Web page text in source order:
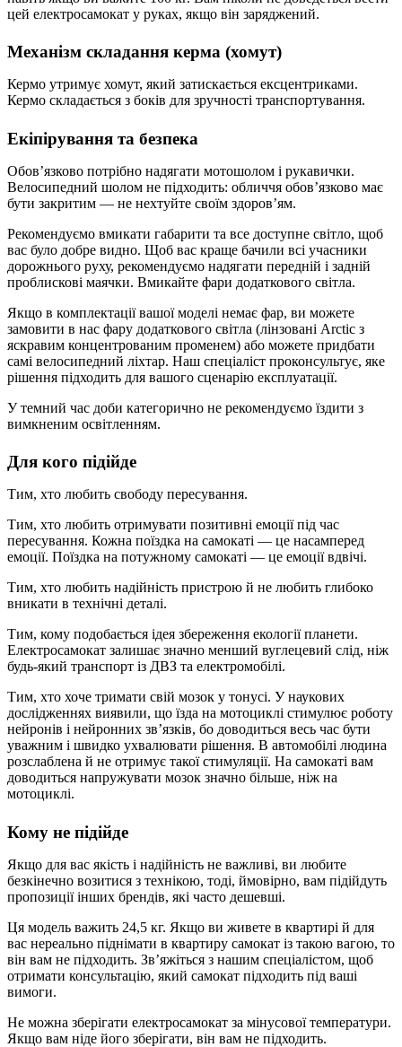
цей електросамокат у руках, якщо він заряджений.
Механізм складання керма (хомут)
Кермо утримує хомут, який затискається ексцентриками.
Кермо складається з боків для зручності транспортування.
Екіпірування та безпека
Обов’язково потрібно надягати мотошолом і рукавички.
Велосипедний шолом не підходить: обличчя обов’язково має
бути закритим — не нехтуйте своїм здоров’ям.
Рекомендуємо вмикати габарити та все доступне світло, щоб
вас було добре видно. Щоб вас краще бачили всі учасники
дорожнього руху, рекомендуємо надягати передній і задній
проблискові маячки. Вмикайте фари додаткового світла.
Якщо в комплектації вашої моделі немає фар, ви можете
замовити в нас фару додаткового світла (лінзовані Arctic з
яскравим концентрованим променем) або можете придбати
самі велосипедний ліхтар. Наш спеціаліст проконсультує, яке
рішення підходить для вашого сценарію експлуатації.
У темний час доби категорично не рекомендуємо їздити з
вимкненим освітленням.
Для кого підійде
Тим, хто любить свободу пересування.
Тим, хто любить отримувати позитивні емоції під час
пересування. Кожна поїздка на самокаті — це насамперед
емоції. Поїздка на потужному самокаті — це емоції вдвічі.
Тим, хто любить надійність пристрою й не любить глибоко
вникати в технічні деталі.
Тим, кому подобається ідея збереження екології планети.
Електросамокат залишає значно менший вуглецевий слід, ніж
будь-який транспорт із ДВЗ та електромобілі.
Тим, хто хоче тримати свій мозок у тонусі. У наукових
дослідженнях виявили, що їзда на мотоциклі стимулює роботу
нейронів і нейронних зв’язків, бо доводиться весь час бути
уважним і швидко ухвалювати рішення. В автомобілі людина
розслаблена й не отримує такої стимуляції. На самокаті вам
доводиться напружувати мозок значно більше, ніж на
мотоциклі.
Кому не підійде
Якщо для вас якість і надійність не важливі, ви любите
безкінечно возитися з технікою, тоді, ймовірно, вам підійдуть
пропозиції інших брендів, які часто дешевші.
Ця модель важить 24,5 кг. Якщо ви живете в квартирі й для
вас нереально піднімати в квартиру самокат із такою вагою, то
він вам не підходить. Зв’яжіться з нашим спеціалістом, щоб
отримати консультацію, який самокат підходить під ваші
вимоги.
Не можна зберігати електросамокат за мінусової температури.
Якщо вам ніде його зберігати, він вам не підходить.